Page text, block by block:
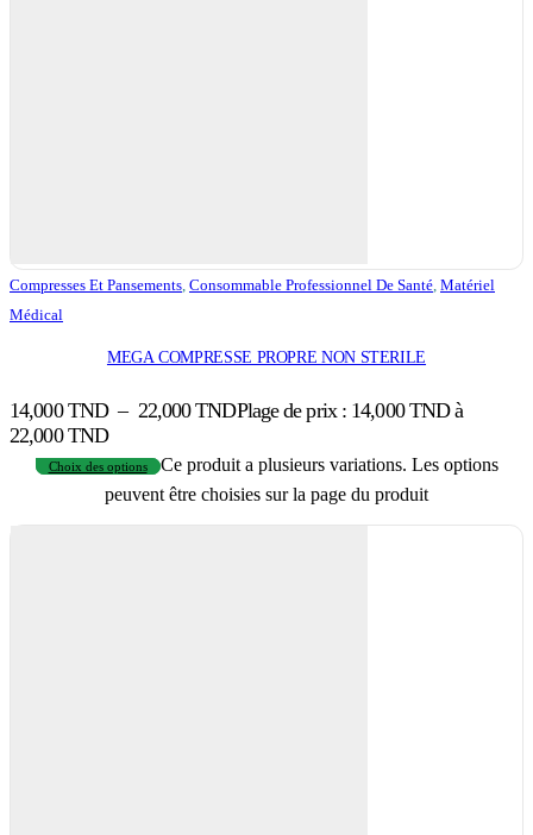
Compresses Et Pansements Consommable Professionnel De Santé Matériel
Médical
MEGA COMPRESSE PROPRE NON STERILE
14,000TND – 22,000TNDPlage de prix : 14,000 TND à
22,000 TND
Choix des options
Ce produit a plusieurs variations. Les options
peuvent être choisies sur la page du produit